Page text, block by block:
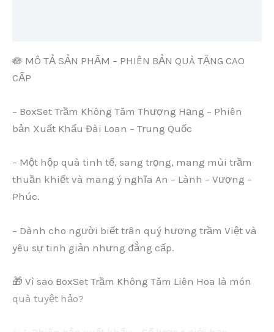
🪷 MÔ TẢ SẢN PHẨM – PHIÊN BẢN QUÀ TẶNG CAO
CẤP
– BoxSet Trầm Không Tăm Thượng Hạng – Phiên
bản Xuất Khẩu Đài Loan – Trung Quốc
– Một hộp quà tinh tế, sang trọng, mang mùi trầm
thuần khiết và mang ý nghĩa An – Lành – Vượng –
Phúc.
– Dành cho người biết trân quý hương trầm Việt và
yêu sự tinh giản nhưng đẳng cấp.
🎁 Vì sao BoxSet Trầm Không Tăm Liên Hoa là món
quà tuyệt hảo?